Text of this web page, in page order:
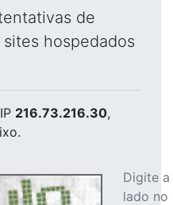
de
hospedados
216.73.216.30,
Digite
lado no